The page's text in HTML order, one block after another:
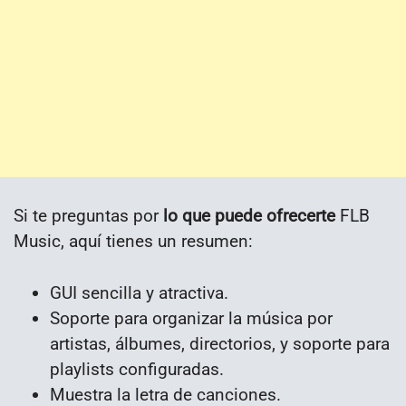
Si te preguntas por lo que puede ofrecerteFLB
Music, aquí tienes un resumen:
GUI sencilla y atractiva.
Soporte para organizar la música por
artistas, álbumes, directorios, y soporte para
playlists configuradas.
Muestra la letra de canciones.